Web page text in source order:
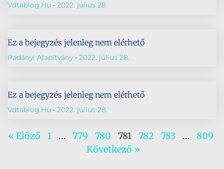
Vdtablog.hu 2022. július 28.
Ez a bejegyzés jelenleg nem elérhető
Padányi Alapítvány 2022. július 28.
Ez a bejegyzés jelenleg nem elérhető
Vdtablog.hu 2022. július 28.
« Előző 1 … 779 780 781 782 783 …
809
Következő »